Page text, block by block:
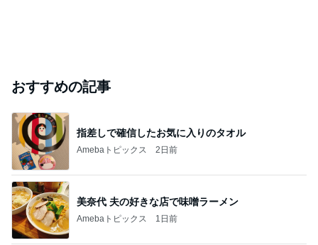
おすすめの記事
指差しで確信したお気に入りのタオル
Amebaトピックス 2日前
美奈代 夫の好きな店で味噌ラーメン
Amebaトピックス 1日前